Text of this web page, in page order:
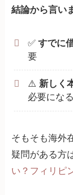
結論から言い
✅ すでに
要
⚠️ 新しく
必要にな
そもそも海外
疑問がある方
い？フィリピ